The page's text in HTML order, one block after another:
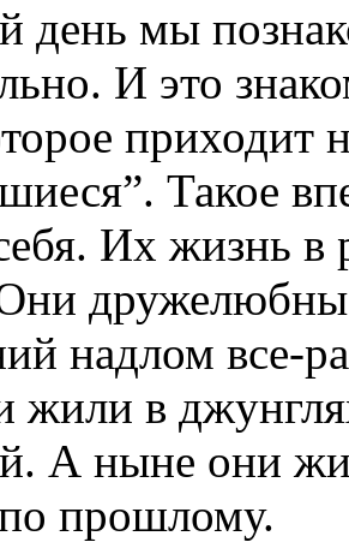
день мы
И это
Такое
Их жизнь в
Они
надлом все-
жили в
А ныне они
прошлому.